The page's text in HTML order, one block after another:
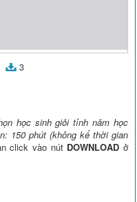
3
học sinh giỏi tỉnh năm học
150 phút (không kể thời gian
click vào nút DOWNLOAD ở